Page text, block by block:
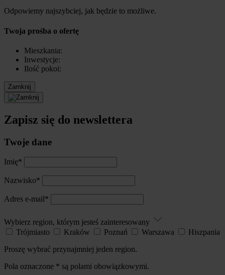
Odpowiemy najszybciej, jak będzie to możliwe.
Twoja prośba o ofertę
Mieszkania:
Inwestycje:
Ilość pokoi:
Zamknij
Zapisz się do newslettera
Twoje dane
Imię*
Nazwisko*
Adres e-mail*
Wybierz region, którym jesteś zainteresowany
Trójmiasto
Kraków Poznań Warszawa
Hiszpania
Proszę wybrać przynajmniej jeden region.
Pola oznaczone * są polami obowiązkowymi.